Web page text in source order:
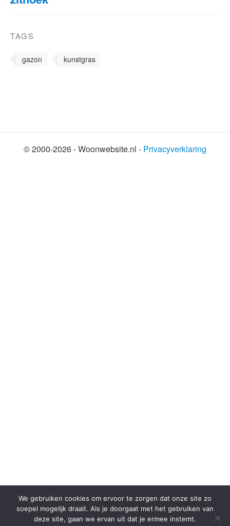
TAGS
gazon kunstgras
© 2000-2026 - Woonwebsite.nl - Privacyverklaring
We gebruiken cookies om ervoor te zorgen dat onze site zo
soepel mogelijk draait. Als je doorgaat met het gebruiken van
deze site, gaan we ervan uit dat je ermee instemt.